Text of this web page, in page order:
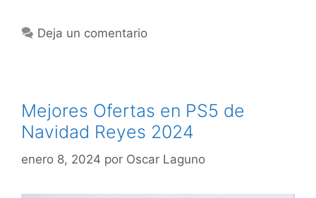
Deja un comentario
Mejores Ofertas en PS5 de
Navidad Reyes 2024
enero 8, 2024 por Oscar Laguno